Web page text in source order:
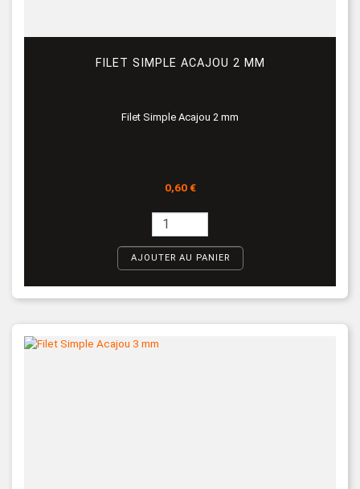
FILET SIMPLE ACAJOU 2 MM
Filet Simple Acajou 2 mm
Prix
0,60 €
AJOUTER AU PANIER